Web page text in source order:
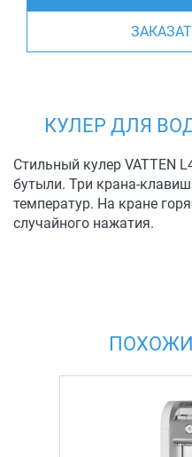
КУЛЕР ДЛЯ
Стильный кулер VATTEN
бутыли. Три крана-
температур. На кране
случайного нажатия.